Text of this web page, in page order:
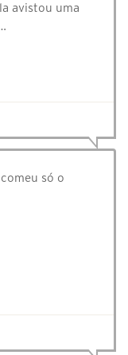
avistou uma
só o